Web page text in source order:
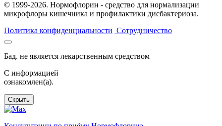
© 1999-2026. Нормофлорин - средство для нормализации
микрофлоры кишечника и профилактики дисбактериоза.
Политика конфиденциальности Сотрудничество
Бад. не является лекарственным средством
C информацией
ознакомлен(а).
Скрыть